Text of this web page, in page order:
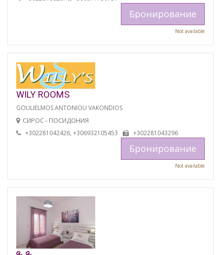
Бронирование
Not available
WILY ROOMS
GOULIELMOS ANTONIOU VAKONDIOS
СИРОС - ПОСИДОНИЯ
+302281042426, +306932105453 +302281043296
Бронирование
Not available